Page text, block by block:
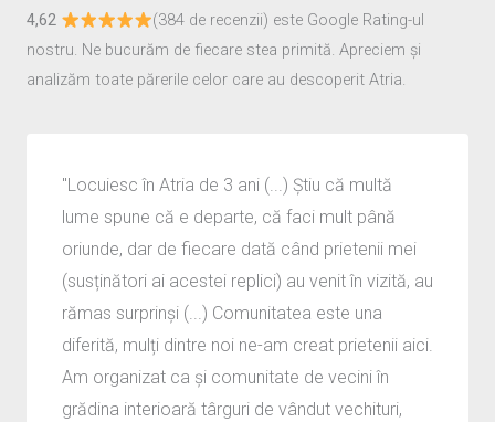
4,62
(384 de recenzii) este Google Rating-ul
nostru. Ne bucurăm de fiecare stea primită. Apreciem și
analizăm toate părerile celor care au descoperit Atria.
"Locuiesc în Atria de 3 ani (...) Știu că multă
lume spune că e departe, că faci mult până
oriunde, dar de fiecare dată când prietenii mei
(susținători ai acestei replici) au venit în vizită, au
rămas surprinși (...) Comunitatea este una
diferită, mulți dintre noi ne-am creat prietenii aici.
Am organizat ca și comunitate de vecini în
grădina interioară târguri de vândut vechituri,